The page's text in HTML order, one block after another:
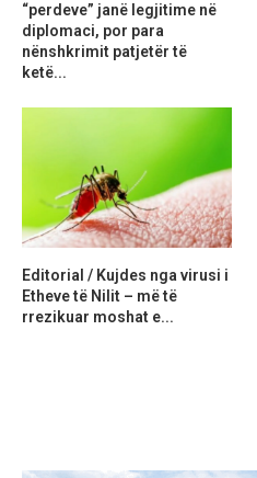
“perdeve” janë legjitime në
diplomaci, por para
nënshkrimit patjetër të
ketë...
Editorial / Kujdes nga virusi i
Etheve të Nilit – më të
rrezikuar moshat e...